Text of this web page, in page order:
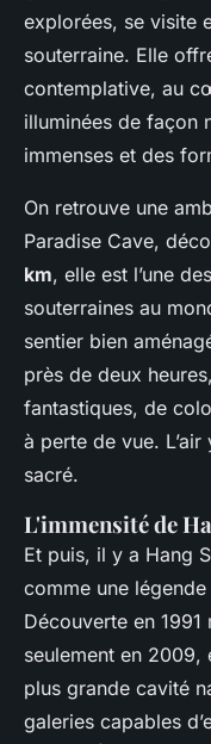
explorées, se visite
souterraine. Elle
contemplative, au
illuminées de façon
immenses et des
On retrouve une
Paradise Cave,
km, elle est l’une
souterraines au
sentier bien
près de deux
fantastiques, de
à perte de vue.
sacré.
L'immensité de
Et puis, il y a Hang
comme une
Découverte en
seulement en 2009,
plus grande cavité
galeries capables